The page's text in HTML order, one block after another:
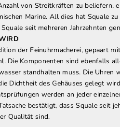
von Streitkräften zu beliefern,
Marine. All dies hat Squale
seit mehreren Jahrzehnten
der Feinuhrmacherei, gepaart
Die Komponenten sind ebenfalls
standhalten muss. Die
Dichtheit des Gehäuses gelegt
werden an jeder
bestätigt, dass Squale seit
Qualität sind.